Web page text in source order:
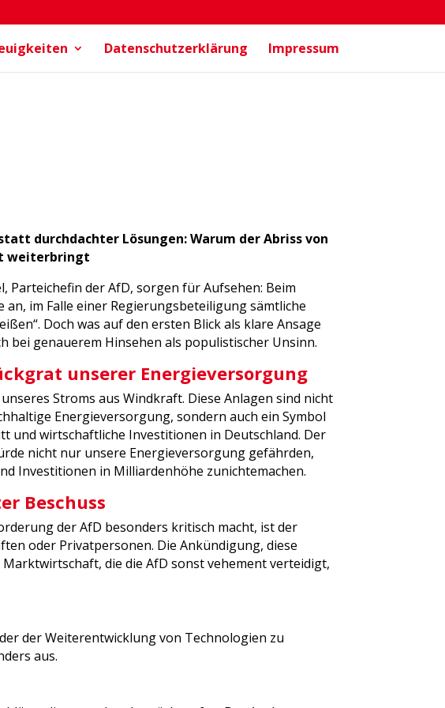
Datenschutzerklärung Impressum
durchdachter Lösungen: Warum der Abriss von
weiterbringt
Parteichefin der AfD, sorgen für Aufsehen: Beim
im Falle einer Regierungsbeteiligung sämtliche
Doch was auf den ersten Blick als klare Ansage
bei genauerem Hinsehen als populistischer Unsinn.
unserer Energieversorgung
Stroms aus Windkraft. Diese Anlagen sind nicht
Energieversorgung, sondern auch ein Symbol
und wirtschaftliche Investitionen in Deutschland. Der
nicht nur unsere Energieversorgung gefährden,
Investitionen in Milliardenhöhe zunichtemachen.
Beschuss
der AfD besonders kritisch macht, ist der
oder Privatpersonen. Die Ankündigung, diese
die die AfD sonst vehement verteidigt,
der Weiterentwicklung von Technologien zu
aus.